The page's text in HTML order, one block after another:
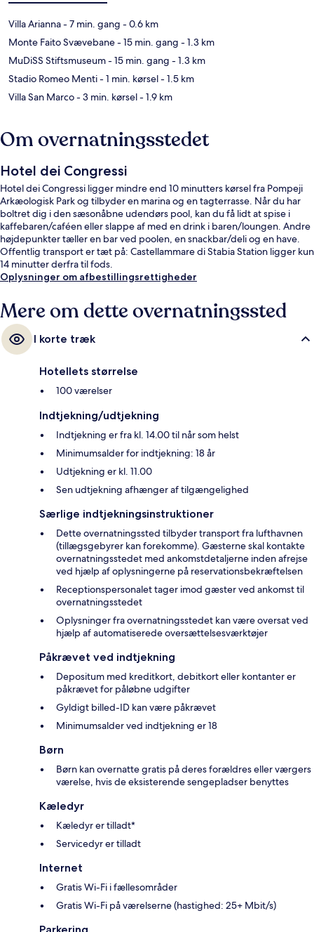
Villa Arianna- 7 min. gang - 0.6 km
Monte Faito Svævebane- 15 min. gang - 1.3 km
MuDiSS Stiftsmuseum- 15 min. gang - 1.3 km
Stadio Romeo Menti- 1 min. kørsel- 1.5 km
Villa San Marco- 3 min. kørsel- 1.9 km
Om overnatningsstedet
Hotel dei Congressi
Hotel dei Congressi ligger mindre end 10 minutters kørsel fra Pompeji
Arkæologisk Park og tilbyder en marina og en tagterrasse. Når du har
boltret dig i den sæsonåbne udendørs pool, kan du få lidt at spise i
kaffebaren/caféen eller slappe af med en drink i baren/loungen. Andre
højdepunkter tæller en bar ved poolen, en snackbar/deli og en have.
Offentlig transport er tæt på: Castellammare di Stabia Station ligger kun
14 minutter derfra til fods.
Oplysninger om afbestillingsrettigheder
Mere om dette overnatningssted
I korte træk
Hotellets størrelse
100 værelser
Indtjekning/udtjekning
Indtjekning er fra kl. 14.00 til når som helst
Minimumsalder for indtjekning: 18 år
Udtjekning er kl. 11.00
Sen udtjekning afhænger af tilgængelighed
Særlige indtjekningsinstruktioner
Dette overnatningssted tilbyder transport fra lufthavnen
(tillægsgebyrer kan forekomme). Gæsterne skal kontakte
overnatningsstedet med ankomstdetaljerne inden afrejse
ved hjælp af oplysningerne på reservationsbekræftelsen
Receptionspersonalet tager imod gæster ved ankomst til
overnatningsstedet
Oplysninger fra overnatningsstedet kan være oversat ved
hjælp af automatiserede oversættelsesværktøjer
Påkrævet ved indtjekning
Depositum med kreditkort, debitkort eller kontanter er
påkrævet for påløbne udgifter
Gyldigt billed-ID kan være påkrævet
Minimumsalder ved indtjekning er 18
Børn
Børn kan overnatte gratis på deres forældres eller værgers
værelse, hvis de eksisterende sengepladser benyttes
Kæledyr
Kæledyr er tilladt*
Servicedyr er tilladt
Internet
Gratis Wi-Fi i fællesområder
Gratis Wi-Fi på værelserne (hastighed: 25+ Mbit/s)